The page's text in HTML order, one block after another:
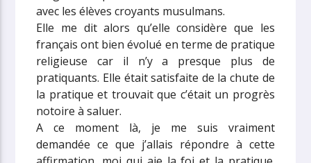
avec les élèves croyants musulmans.
Elle me dit alors qu’elle considère que les
français ont bien évolué en terme de pratique
religieuse car il n’y a presque plus de
pratiquants. Elle était satisfaite de la chute de
la pratique et trouvait que c’était un progrès
notoire à saluer.
A ce moment là, je me suis vraiment
demandée ce que j’allais répondre à cette